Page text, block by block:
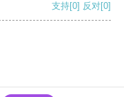
支持[0] 反对[0]